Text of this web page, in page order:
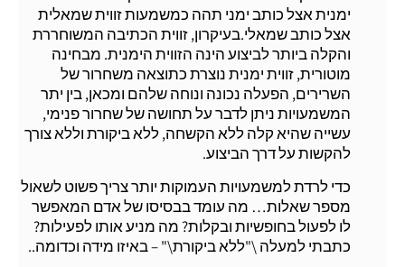
ימנית אצל כותב ימני תהה כמשמעות זווית שמאלית
אצל כותב שמאלי.בעיקרון, זווית הכתיבה המשוחררת
והקלה ביותר לביצוע הינה הזווית הימנית. מבחינה
מוטורית, זווית ימנית נוצרת כתוצאה משחרור של
השרירים, הפעלה נכונה ונוחה שלהם ומכאן, בין יתר
המשמעויות ניתן לדבר על תחושה של שחרור פנימי,
עשייה שהיא קלה ללא הקשחה, ללא ביקורת וללא צורך
להקשות על דרך הביצוע.
כדי לרדת למשמעויות העמוקות יותר צריך פשוט לשאול
מספר שאלות… מה עומד בבסיסו של אדם המאפשר
לו לפעול בחופשיות ובקלות? מה מניע אותו לפעילות?
כתבתי למעלה \"ללא ביקורת\" – באיזו מידה וכדומה..